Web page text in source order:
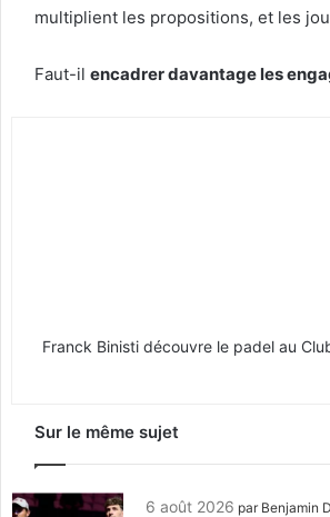
multiplient les propositions, et les
Faut-il encadrer davantage les
Franck Binisti découvre le padel au
Sur le même sujet
6 août 2026 par Benjamin